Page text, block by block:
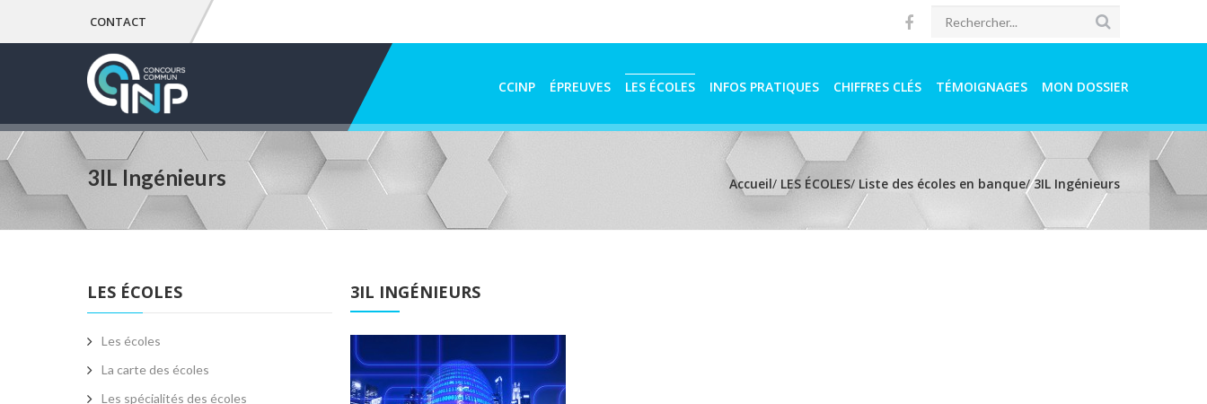
CONTACT
CCINP ÉPREUVES LES ÉCOLES INFOS PRATIQUES CHIFFRES CLÉS TÉMOIGNAGES MON DOSSIER
3IL Ingénieurs Accueil/ LES ÉCOLES/ Liste des écoles en banque/3IL Ingénieurs
3IL INGÉNIEURS
LES ÉCOLES
Les écoles
La carte des écoles
Les spécialités des écoles